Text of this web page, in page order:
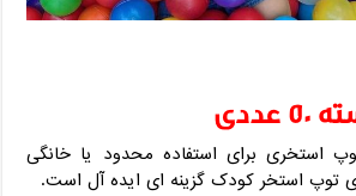
استخری برای استفاده محدود یا خانگی